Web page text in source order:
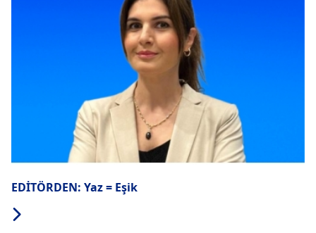
EDİTÖRDEN: Yaz = Eşik